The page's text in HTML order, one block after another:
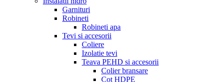
Garnituri
Robineti
Robineti apa
Tevi si accesorii
Coliere
Izolatie tevi
Teava PEHD si accesorii
Colier bransare
Cot HDPE